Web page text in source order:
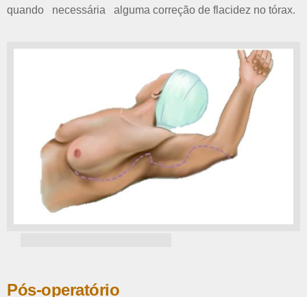
quando necessária alguma correção de flacidez no tórax.
Pós-operatório